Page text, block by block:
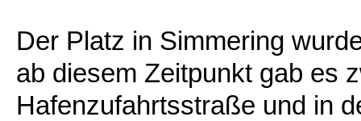
Der Platz in Simmering
ab diesem Zeitpunkt gab es
Hafenzufahrtsstraße und in